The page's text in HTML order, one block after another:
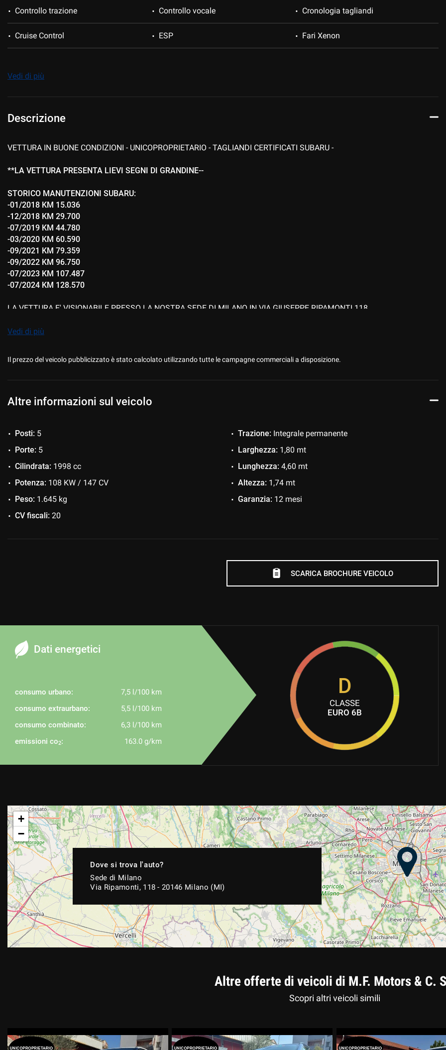
Controllo trazione Controllo vocale Cronologia tagliandi
Cruise Control ESP Fari Xenon
Trazione integrale
Volante in pelle
Vedi di più
Descrizione
VETTURA IN BUONE CONDIZIONI - UNICOPROPRIETARIO - TAGLIANDI CERTIFICATI SUBARU -
**LA VETTURA PRESENTA LIEVI SEGNI DI GRANDINE--
STORICO MANUTENZIONI SUBARU:
-01/2018 KM 15.036
-12/2018 KM 29.700
-07/2019 KM 44.780
-03/2020 KM 60.590
-09/2021 KM 79.359
-09/2022 KM 96.750
-07/2023 KM 107.487
-07/2024 KM 128.570
LA VETTURA E' VISIONABILE PRESSO LA NOSTRA SEDE DI MILANO IN VIA GIUSEPPE RIPAMONTI 118
- SERVIZIO DEDICATO ''WHATSAPP WEB'' DIRETTAMENTE DAL TUO SMARTPHONE CON VALUTAZIONE DEL TUO USATO
- FINANZIAMENTI PERSONALIZZATI STANDARD, MAXIRATA O LEASING CON POSSIBILITA'
- VALUTAZIONE PERSONALIZZATA DEL VOSTRO USATO
VISITA IL NOSTRO SITO WWW.MFMOTORS.IT PER CONOSCERE TUTTE LE NOSTRE PROMOZIONI
* MF MOTORS MILANO DECLINA OGNI RESPONSABILITA' PER
EQUIPAGGIAMENTI E DEGLI ACCESSORI INDICATI.
Vedi di più
Il prezzo del veicolo pubblicizzato è stato calcolato utilizzando tutte le campagne commerciali a disposizione.
Altre informazioni sul veicolo
Posti: 5
Porte: 5
Cilindrata: 1998 cc
Potenza: 108 KW / 147 CV
Peso: 1.645 kg
CV fiscali: 20
Trazione: Integrale permanente
Larghezza: 1,80 mt
Lunghezza: 4,60 mt
Altezza: 1,74 mt
Garanzia: 12 mesi
SCARICA BROCHURE VEICOLO
Dati energetici
consumo urbano:
7,5 l/100 km
consumo extraurbano:
5,5 l/100 km
consumo combinato:
6,3 l/100 km
emissioni co2: 163.0 g/km
D
CLASSE
EURO 6B
Dove si trova l'auto?
Sede di Milano
Via Ripamonti, 118 - 20146 Milano (MI)
+
−
Altre offerte di veicoli di M.F. Motors & C.
Scopri altri veicoli simili